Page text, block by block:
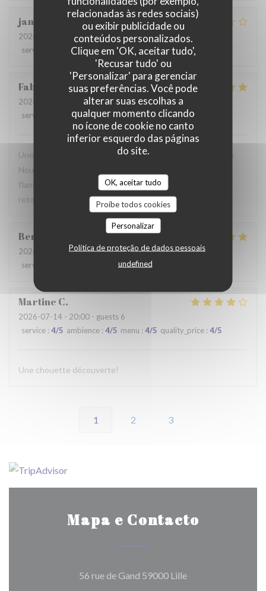
relacionadas às redes sociais)
ou exibir publicidade ou
conteúdos personalizados.
Clique em 'OK, aceitar tudo',
'Recusar tudo' ou
'Personalizar' para gerenciar
suas preferências. Você pode
alterar suas escolhas a
qualquer momento clicando
no ícone de cookie no canto
inferior esquerdo das páginas
do site.
OK, aceitar tudo
Proíbe todos cookies
Personalizar
Política de proteção de dados pessoais
undefined
jan
2026-07-28
- 19:30 - guests 2
service
ambience :3/5 menu:3/5 quality_price
Fabrice
2026-07-19
- 12:00 - guests 3
service
ambience:5/5 menu:4/5 quality_price
Une table sympathique avec son atmosphère authentique.
Nous avons apprécié notre déjeuner (moule, carbonade,
flamiche au maroilles, etc) et le service. Pourquoi pas y
retourner lors d'un prochaine passage à Lilles.
Benjamin
2026-07-19
- 12:30 - guests 2
service
menu:5/5
Martine C
2026-07-14 - 20:00 - guests 6
service : 4/5 ambience : 4/5 menu : 4/5 quality_price : 4/5
Une chouette découverte!
1 2 3
Mapa e Contacto
56 rue de Gand 59000 Lille((abre numa nova